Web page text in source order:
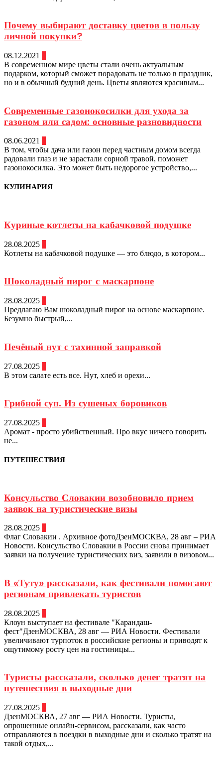
Почему выбирают доставку цветов в пользу
личной покупки?
08.12.2021
В современном мире цветы стали очень актуальным
подарком, который сможет порадовать не только в праздник,
но и в обычный будний день. Цветы являются красивым...
Современные газонокосилки для ухода за
газоном или садом: основные разновидности
08.06.2021
В том, чтобы дача или газон перед частным домом всегда
радовали глаз и не зарастали сорной травой, поможет
газонокосилка. Это может быть недорогое устройство,...
КУЛИНАРИЯ
Куриные котлеты на кабачковой подушке
28.08.2025
Котлеты на кабачковой подушке — это блюдо, в котором...
Шоколадный пирог с маскарпоне
28.08.2025
Предлагаю Вам шоколадный пирог на основе маскарпоне.
Безумно быстрый,...
Печёный нут с тахинной заправкой
27.08.2025
В этом салате есть все. Нут, хлеб и орехи...
Грибной суп. Из сушеных боровиков
27.08.2025
Аромат - просто убийственный. Про вкус ничего говорить
не...
ПУТЕШЕСТВИЯ
Консульство Словакии возобновило прием
заявок на туристические визы
28.08.2025
Флаг Словакии . Архивное фотоДзенМОСКВА, 28 авг – РИА
Новости. Консульство Словакии в России снова принимает
заявки на получение туристических виз, заявили в визовом...
В «Туту» рассказали, как фестивали помогают
регионам привлекать туристов
28.08.2025
Клоун выступает на фестивале "Карандаш-
фест"ДзенМОСКВА, 28 авг — РИА Новости. Фестивали
увеличивают турпоток в российские регионы и приводят к
ощутимому росту цен на гостиницы...
Туристы рассказали, сколько денег тратят на
путешествия в выходные дни
27.08.2025
ДзенМОСКВА, 27 авг — РИА Новости. Туристы,
опрошенные онлайн-сервисом, рассказали, как часто
отправляются в поездки в выходные дни и сколько тратят на
такой отдых,...